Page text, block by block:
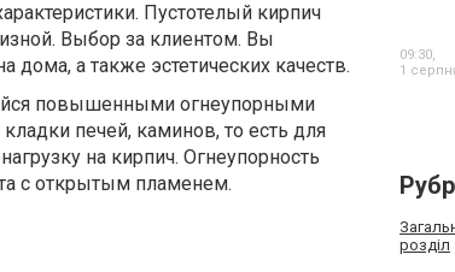
Пустотелый кирпич
Выбор за клиентом. Вы
а также эстетических качеств.
повышенными огнеупорными
печей, каминов, то есть для
на кирпич. Огнеупорность
с открытым пламенем.
09:30,
1
розділ